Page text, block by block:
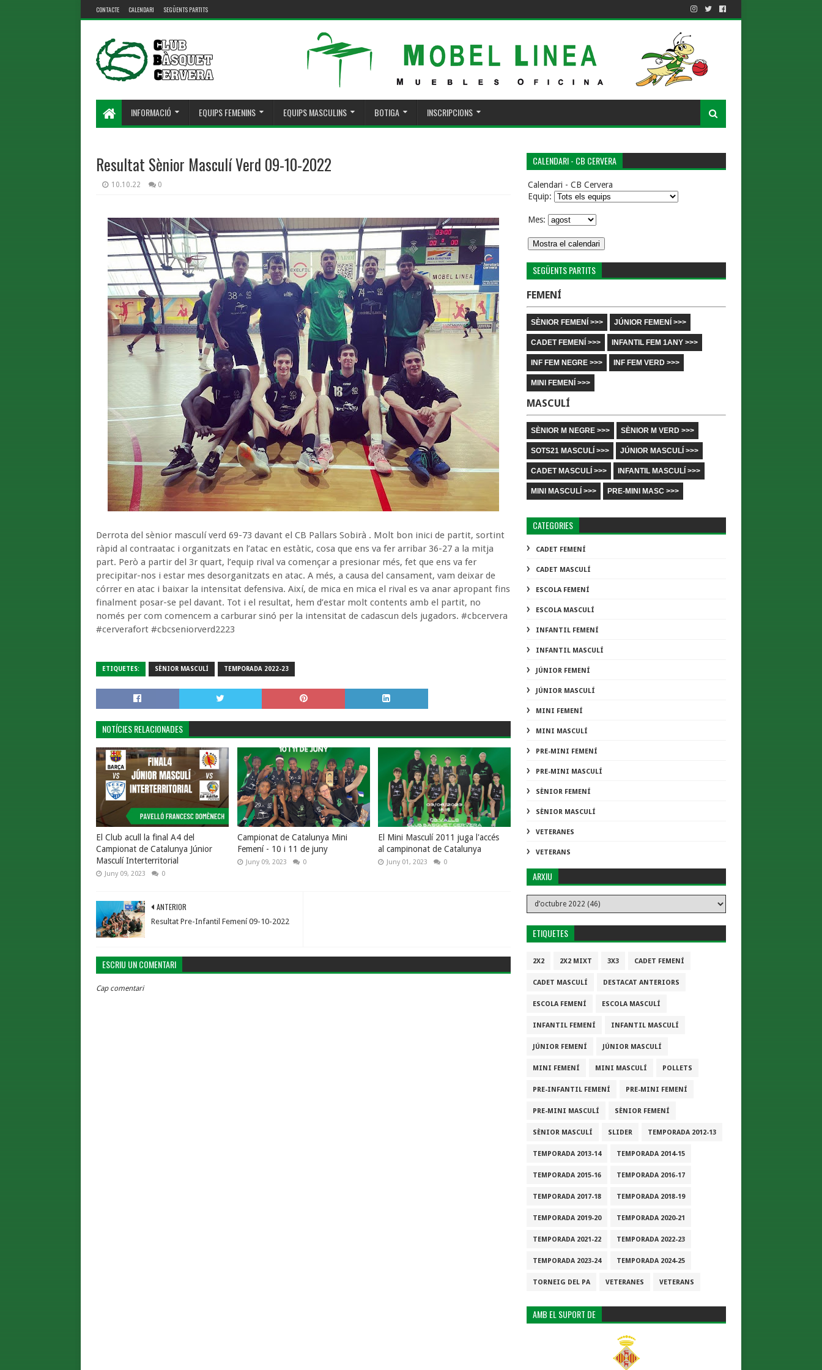
CONTACTE CALENDARI SEGÜENTS PARTITS
INFORMACIÓ EQUIPS FEMENINS EQUIPS MASCULINS BOTIGA INSCRIPCIONS
Resultat Sènior Masculí Verd 09-10-2022
10.10.22 0
Derrota del sènior masculí verd 69-73 davant el CB Pallars Sobirà . Molt bon inici de partit, sortint
ràpid al contraatac i organitzats en l’atac en estàtic, cosa que ens va fer arribar 36-27 a la mitja
part. Però a partir del 3r quart, l’equip rival va començar a presionar més, fet que ens va fer
precipitar-nos i estar mes desorganitzats en atac. A més, a causa del cansament, vam deixar de
córrer en atac i baixar la intensitat defensiva. Així, de mica en mica el rival es va anar apropant fins
finalment posar-se pel davant. Tot i el resultat, hem d’estar molt contents amb el partit, no
només per com comencem a carburar sinó per la intensitat de cadascun dels jugadors. #cbcervera
#cerverafort #cbcseniorverd2223
ETIQUETES: SÈNIOR MASCULÍ TEMPORADA 2022-23
NOTÍCIES RELACIONADES
El Club acull la final A4 del
Campionat de Catalunya Júnior
Masculí Interterritorial
Juny 09, 2023 0
Campionat de Catalunya Mini
Femení - 10 i 11 de juny
Juny 09, 2023 0
El Mini Masculí 2011 juga l'accés
al campinonat de Catalunya
Juny 01, 2023 0
ANTERIOR
Resultat Pre-Infantil Femení 09-10-2022
ESCRIU UN COMENTARI
Cap comentari
CALENDARI - CB CERVERA
Calendari - CB Cervera
Equip:
Mes:
SEGÜENTS PARTITS
FEMENÍ
SÈNIOR FEMENÍ >>> JÚNIOR FEMENÍ >>>
CADET FEMENÍ >>> INFANTIL FEM 1ANY >>>
INF FEM NEGRE >>> INF FEM VERD >>>
MINI FEMENÍ >>>
MASCULÍ
SÈNIOR M NEGRE >>> SÈNIOR M VERD >>>
SOTS21 MASCULÍ >>> JÚNIOR MASCULÍ >>>
CADET MASCULÍ >>> INFANTIL MASCULÍ >>>
MINI MASCULÍ >>> PRE-MINI MASC >>>
CATEGORIES
CADET FEMENÍ
CADET MASCULÍ
ESCOLA FEMENÍ
ESCOLA MASCULÍ
INFANTIL FEMENÍ
INFANTIL MASCULÍ
JÚNIOR FEMENÍ
JÚNIOR MASCULÍ
MINI FEMENÍ
MINI MASCULÍ
PRE-MINI FEMENÍ
PRE-MINI MASCULÍ
SÈNIOR FEMENÍ
SÈNIOR MASCULÍ
VETERANES
VETERANS
ARXIU
ETIQUETES
2X2 2X2 MIXT 3X3 CADET FEMENÍ
CADET MASCULÍ DESTACAT ANTERIORS
ESCOLA FEMENÍ ESCOLA MASCULÍ
INFANTIL FEMENÍ INFANTIL MASCULÍ
JÚNIOR FEMENÍ JÚNIOR MASCULÍ
MINI FEMENÍ MINI MASCULÍ POLLETS
PRE-INFANTIL FEMENÍ PRE-MINI FEMENÍ
PRE-MINI MASCULÍ SÈNIOR FEMENÍ
SÈNIOR MASCULÍ SLIDER TEMPORADA 2012-13
TEMPORADA 2013-14 TEMPORADA 2014-15
TEMPORADA 2015-16 TEMPORADA 2016-17
TEMPORADA 2017-18 TEMPORADA 2018-19
TEMPORADA 2019-20 TEMPORADA 2020-21
TEMPORADA 2021-22 TEMPORADA 2022-23
TEMPORADA 2023-24 TEMPORADA 2024-25
TORNEIG DEL PA VETERANES VETERANS
AMB EL SUPORT DE